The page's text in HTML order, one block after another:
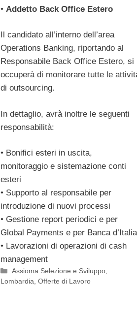
• Addetto Back Office Estero
Il candidato all’interno dell’area
Operations Banking, riportando al
Responsabile Back Office Estero, si
occuperà di monitorare tutte le
di outsourcing.
In dettaglio, avrà inoltre le seguenti
responsabilità:
• Bonifici esteri in uscita,
monitoraggio e sistemazione conti
esteri
• Supporto al responsabile per
introduzione di nuovi processi
• Gestione report periodici e per
Global Payments e per Banca d’Italia
• Lavorazioni di operazioni di cash
management
Categorie
Assioma Selezione e Sviluppo,
Lombardia, Offerte di Lavoro